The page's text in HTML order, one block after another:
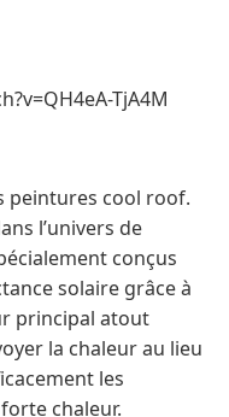
TjA4M
peintures cool roof.
l’univers de
conçus
solaire grâce à
principal atout
la chaleur au lieu
les
chaleur.